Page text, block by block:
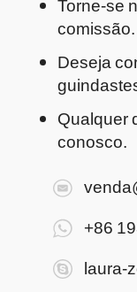
comissão.
Deseja
Qualquer
conosco.
+86
laura-